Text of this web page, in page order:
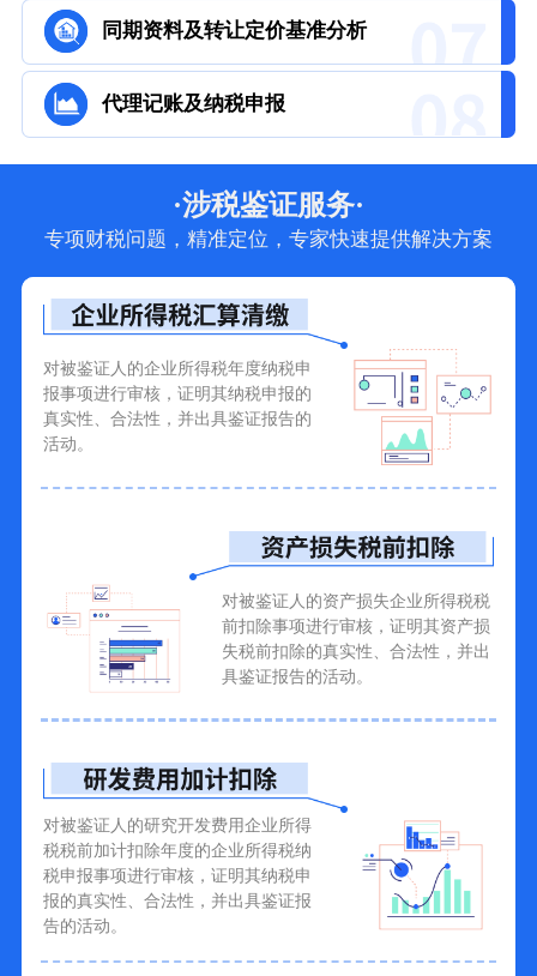
同期资料及转让定价基准分析
代理记账及纳税申报
·涉税鉴证服务·
专项财税问题，精准定位，专家快速提供解决方案
对被鉴证人的企业所得税年度纳税申
报事项进行审核，证明其纳税申报的
真实性、合法性，并出具鉴证报告的
活动。
对被鉴证人的资产损失企业所得税税
前扣除事项进行审核，证明其资产损
失税前扣除的真实性、合法性，并出
具鉴证报告的活动。
对被鉴证人的研究开发费用企业所得
税税前加计扣除年度的企业所得税纳
税申报事项进行审核，证明其纳税申
报的真实性、合法性，并出具鉴证报
告的活动。